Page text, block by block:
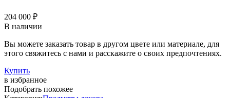
204 000 ₽
В наличии
Вы можете заказать товар в другом цвете или материале, для
этого свяжитесь с нами и расскажите о своих предпочтениях.
Купить
в избранное
Подобрать похожее